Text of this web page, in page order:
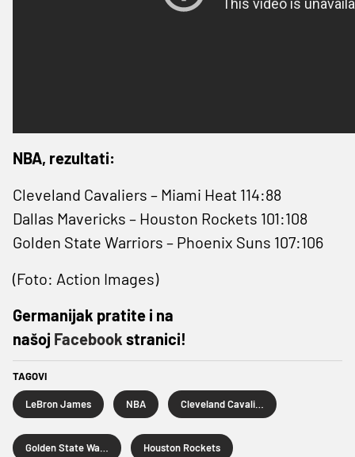
NBA, rezultati:
Cleveland Cavaliers – Miami Heat 114:88
Dallas Mavericks – Houston Rockets 101:108
Golden State Warriors – Phoenix Suns 107:106
(Foto: Action Images)
Germanijak pratite i na
našoj Facebook stranici!
TAGOVI
LeBron James NBA
Houston Rockets